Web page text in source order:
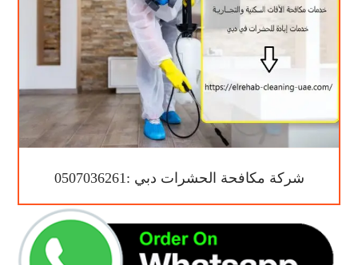
شركة مكافحة الحشرات دبي :0507036261